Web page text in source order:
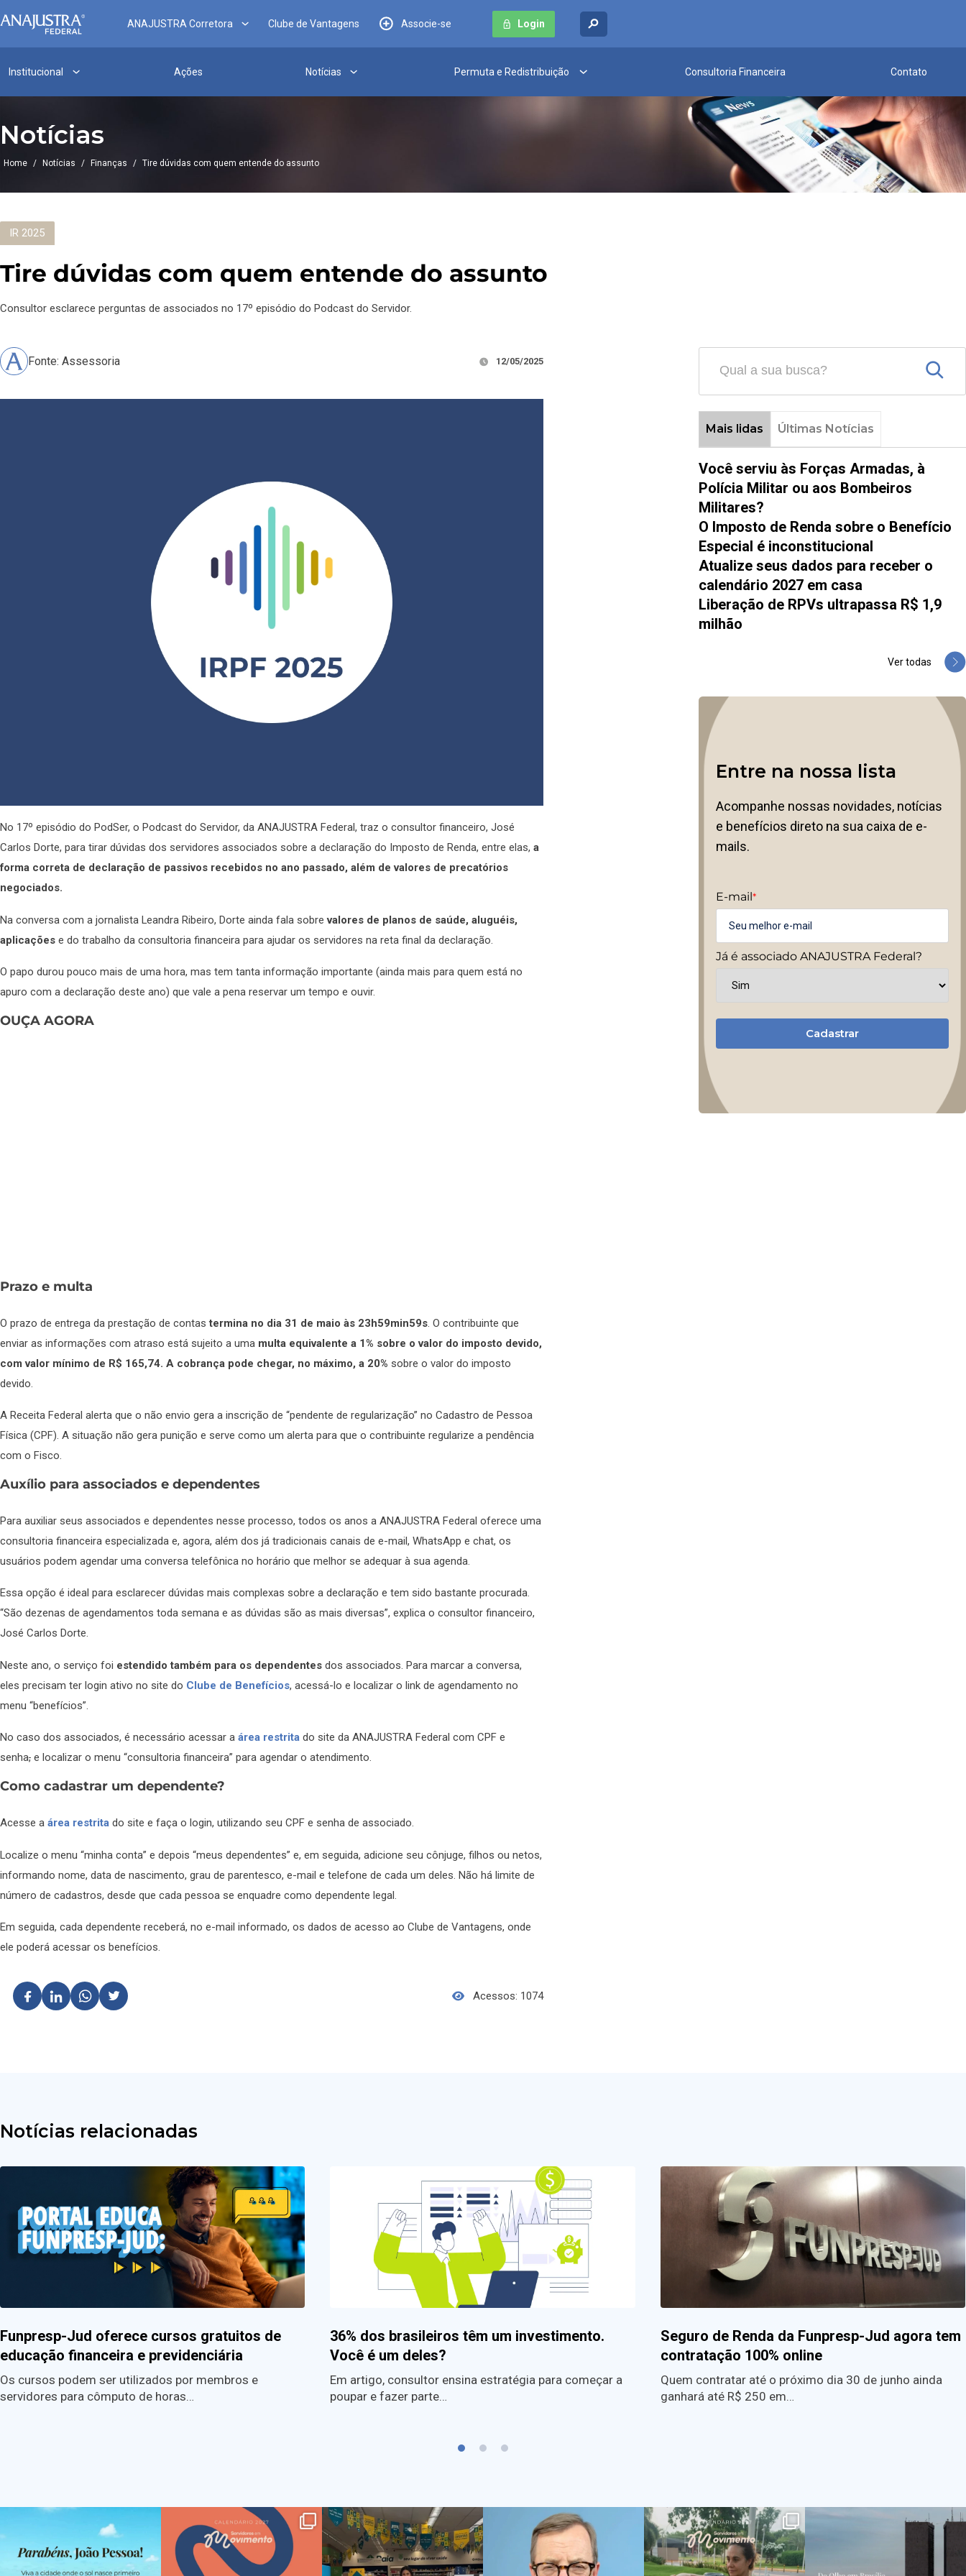
ANAJUSTRA Corretora Clube de Vantagens Associe-se Login
Institucional Ações Notícias Permuta e Redistribuição Consultoria Financeira Contato
Notícias
Home / Notícias / Finanças / Tire dúvidas com quem entende do assunto
IR 2025
Tire dúvidas com quem entende do assunto
Consultor esclarece perguntas de associados no 17º episódio do Podcast do Servidor.
Fonte: Assessoria 12/05/2025
No 17º episódio do PodSer, o Podcast do Servidor, da ANAJUSTRA Federal, traz o consultor financeiro, José
Carlos Dorte, para tirar dúvidas dos servidores associados sobre a declaração do Imposto de Renda, entre elas, a
forma correta de declaração de passivos recebidos no ano passado, além de valores de precatórios
negociados.
Na conversa com a jornalista Leandra Ribeiro, Dorte ainda fala sobrevalores de planos de saúde, aluguéis,
aplicações e do trabalho da consultoria financeira para ajudar os servidores na reta final da declaração.
O papo durou pouco mais de uma hora, mas tem tanta informação importante (ainda mais para quem está no
apuro com a declaração deste ano) que vale a pena reservar um tempo e ouvir.
OUÇA AGORA
Prazo e multa
O prazo de entrega da prestação de contastermina no dia 31 de maio às 23h59min59s. O contribuinte que
enviar as informações com atraso está sujeito a uma multa equivalente a 1% sobre o valor do imposto devido,
com valor mínimo de R$ 165,74. A cobrança pode chegar, no máximo, a 20% sobre o valor do imposto
devido.
A Receita Federal alerta que o não envio gera a inscrição de “pendente de regularização” no Cadastro de Pessoa
Física (CPF). A situação não gera punição e serve como um alerta para que o contribuinte regularize a pendência
com o Fisco.
Auxílio para associados e dependentes
Para auxiliar seus associados e dependentes nesse processo, todos os anos a ANAJUSTRA Federal oferece uma
consultoria financeira especializada e, agora, além dos já tradicionais canais de e-mail, WhatsApp e chat, os
usuários podem agendar uma conversa telefônica no horário que melhor se adequar à sua agenda.
Essa opção é ideal para esclarecer dúvidas mais complexas sobre a declaração e tem sido bastante procurada.
“São dezenas de agendamentos toda semana e as dúvidas são as mais diversas”, explica o consultor financeiro,
José Carlos Dorte.
Neste ano, o serviço foi estendido também para os dependentes dos associados. Para marcar a conversa,
eles precisam ter login ativo no site do Clube de Benefícios, acessá-lo e localizar o link de agendamento no
menu “benefícios”.
No caso dos associados, é necessário acessar a área restrita do site da ANAJUSTRA Federal com CPF e
senha, e localizar o menu “consultoria financeira” para agendar o atendimento.
Como cadastrar um dependente?
Acesse a área restrita do site e faça o login, utilizando seu CPF e senha de associado.
Localize o menu “minha conta” e depois “meus dependentes” e, em seguida, adicione seu cônjuge, filhos ou netos,
informando nome, data de nascimento, grau de parentesco, e-mail e telefone de cada um deles. Não há limite de
número de cadastros, desde que cada pessoa se enquadre como dependente legal.
Em seguida, cada dependente receberá, no e-mail informado, os dados de acesso ao Clube de Vantagens, onde
ele poderá acessar os benefícios.
Acessos: 1074
Mais lidas Últimas Notícias
Você serviu às Forças Armadas, à
Polícia Militar ou aos Bombeiros
Militares?
O Imposto de Renda sobre o Benefício
Especial é inconstitucional
Atualize seus dados para receber o
calendário 2027 em casa
Liberação de RPVs ultrapassa R$ 1,9
milhão
Ver todas
Entre na nossa lista
Acompanhe nossas novidades, notícias
e benefícios direto na sua caixa de e-
mails.
E-mail*
Já é associado ANAJUSTRA Federal?
Cadastrar
Notícias relacionadas
Funpresp-Jud oferece cursos gratuitos de
educação financeira e previdenciária
Os cursos podem ser utilizados por membros e
servidores para cômputo de horas…
36% dos brasileiros têm um investimento.
Você é um deles?
Em artigo, consultor ensina estratégia para começar a
poupar e fazer parte…
Seguro de Renda da Funpresp-Jud agora tem
contratação 100% online
Quem contratar até o próximo dia 30 de junho ainda
ganhará até R$ 250 em…